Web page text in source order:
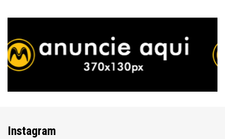
Instagram